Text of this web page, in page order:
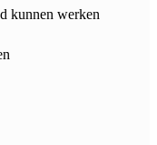
kunnen werken